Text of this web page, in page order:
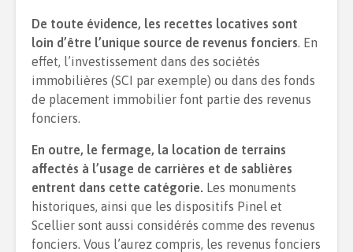
De toute évidence, les recettes locatives sont
loin d’être l’unique source de revenus fonciers. En
effet, l’investissement dans des sociétés
immobilières (SCI par exemple) ou dans des fonds
de placement immobilier font partie des revenus
fonciers.
En outre, le fermage, la location de terrains
affectés à l’usage de carrières et de sablières
entrent dans cette catégorie. Les monuments
historiques, ainsi que les dispositifs Pinel et
Scellier sont aussi considérés comme des revenus
fonciers. Vous l’aurez compris, les revenus fonciers